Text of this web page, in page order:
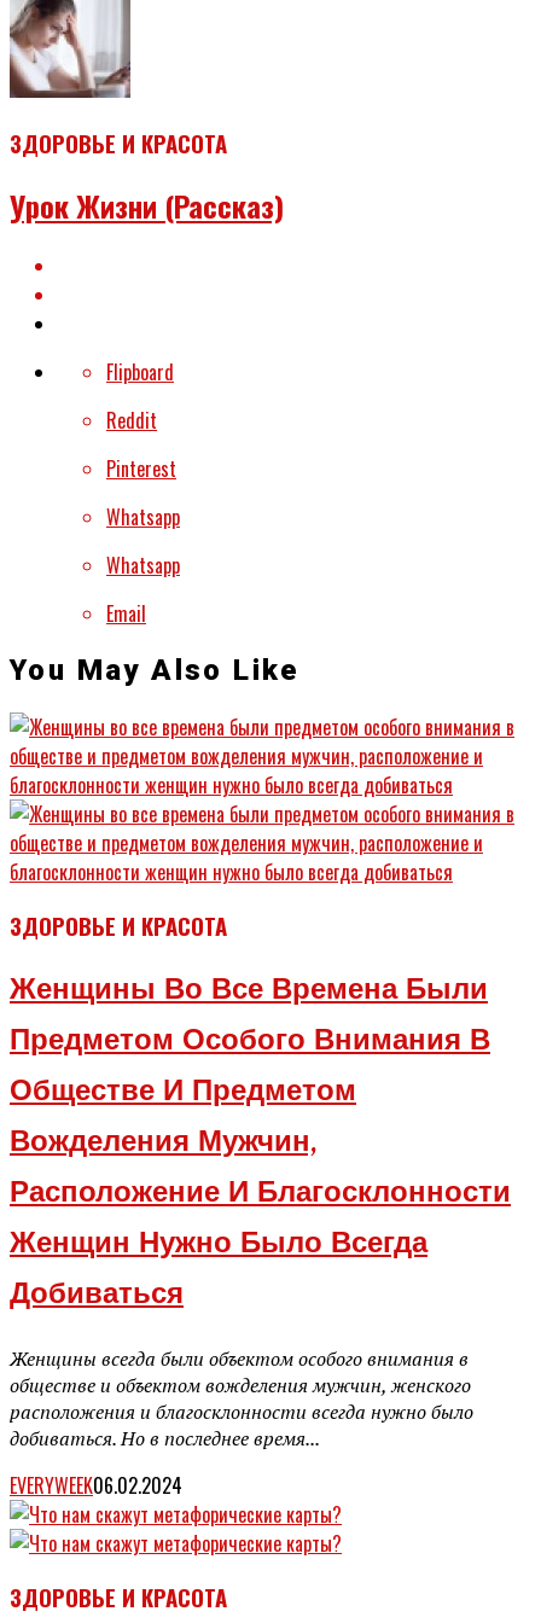
ЗДОРОВЬЕ И КРАСОТА
Урок Жизни (рассказ)
Flipboard
Reddit
Pinterest
Whatsapp
Whatsapp
Email
You May Also Like
ЗДОРОВЬЕ И КРАСОТА
Женщины Во Все Времена Были
Предметом Особого Внимания В
Обществе И Предметом
Вожделения Мужчин,
Расположение И Благосклонности
Женщин Нужно Было Всегда
Добиваться
Женщины всегда были объектом особого внимания в
обществе и объектом вожделения мужчин, женского
расположения и благосклонности всегда нужно было
добиваться. Но в последнее время...
EVERYWEEK06.02.2024
ЗДОРОВЬЕ И КРАСОТА